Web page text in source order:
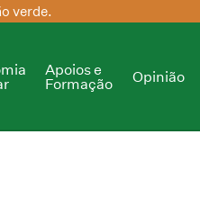
verde.
Apoios e
Formação
Opinião